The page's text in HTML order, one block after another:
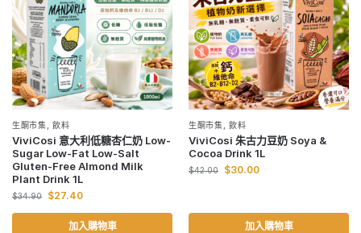
生酮市集 ,飲料
ViviCosi 意大利低糖杏仁奶 Low-
Sugar Low-Fat Low-Salt
Gluten-Free Almond Milk
Plant Drink 1L
$34.90 $27.40
加入購物車
生酮市集 ,飲料
ViviCosi 朱古力豆奶 Soya &
Cocoa Drink 1L
$42.00 $30.00
加入購物車